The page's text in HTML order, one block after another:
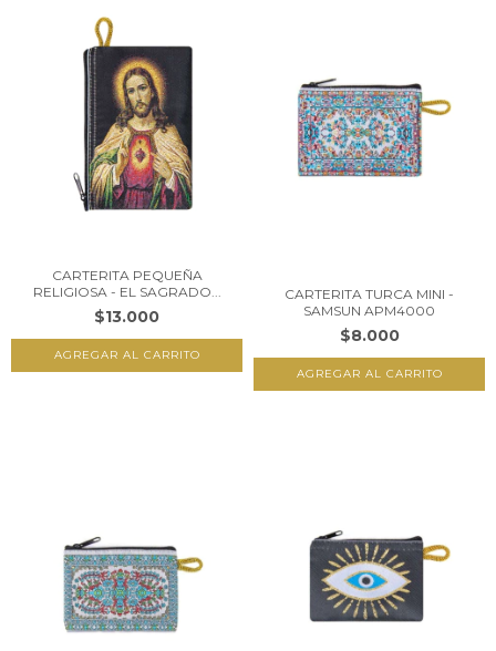
CARTERITA PEQUEÑA
RELIGIOSA - EL SAGRADO...
$13.000
CARTERITA TURCA MINI -
SAMSUN APM4000
$8.000